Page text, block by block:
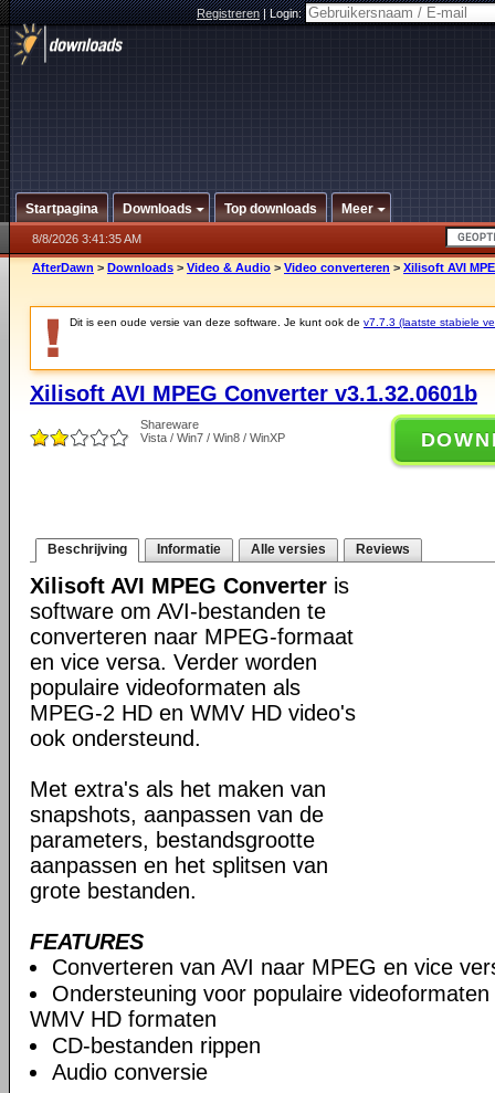
Registreren|Login:
Startpagina Downloads Top downloads Meer
8/8/2026 3:41:35 AM
AfterDawn > Downloads > Video & Audio > Video converteren > Xilisoft AVI
Dit is een oude versie van deze software. Je kunt ook de v7.7.3 (laatste stabiele
Xilisoft AVI MPEG Converter v3.1.32.0601b
Shareware
Vista / Win7 / Win8 / WinXP
Beschrijving Informatie Alle versies Reviews
Xilisoft AVI MPEG Converter is
software om AVI-bestanden te
converteren naar MPEG-formaat
en vice versa. Verder worden
populaire videoformaten als
MPEG-2 HD en WMV HD video's
ook ondersteund.
Met extra's als het maken van
snapshots, aanpassen van de
parameters, bestandsgrootte
aanpassen en het splitsen van
grote bestanden.
FEATURES
Converteren van AVI naar MPEG en vice
Ondersteuning voor populaire
WMV HD formaten
CD-bestanden rippen
Audio conversie